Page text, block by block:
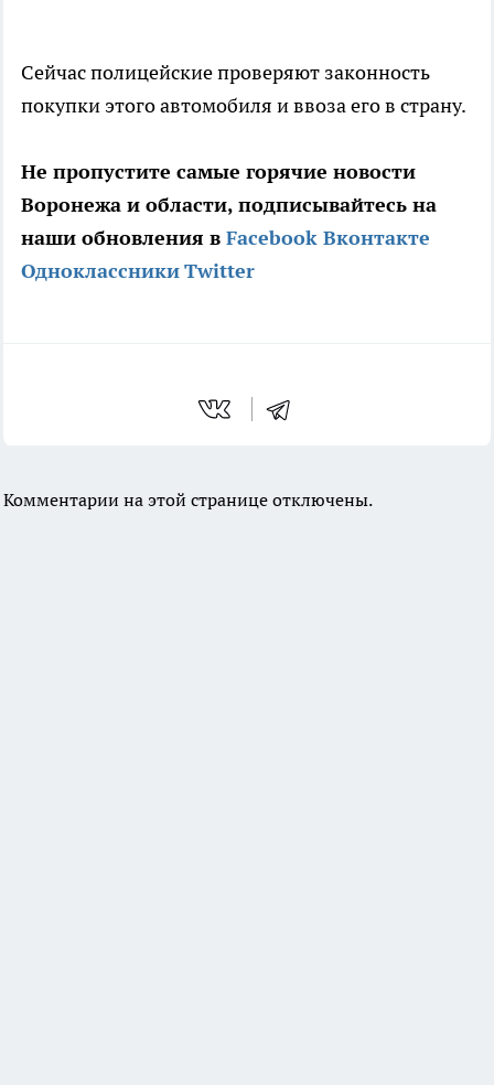
Сейчас полицейские проверяют законность
покупки этого автомобиля и ввоза его в страну.
Не пропустите самые горячие новости
Воронежа и области, подписывайтесь на
наши обновления в Facebook Вконтакте
ОдноклассникиTwitter
Комментарии на этой странице отключены.